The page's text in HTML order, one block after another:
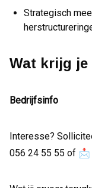
Strategisch
Wat krijg je
Bedrijfsinfo
Interesse?
056 24 55 55 of 📩